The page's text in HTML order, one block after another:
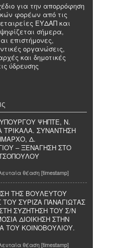
για την απορρόφηση
φορέων από τις
ΕΥΔΑΠ και
σήμερα,
επιστήμονες,
οργανώσεις,
και δημοτικές
ύδρευσης
ΨΗΠΤΕ, Ν.
ΤΡΙΚΑΛΑ. ΣΥΝΑΝΤΗΣΗ
Δ.
– ΞΕΝΑΓΗΣΗ ΣΤΟ
θέαση [timestamp]
ΤΗΣ ΒΟΥΛΕΥΤΟΥ
ΤΟΥ ΣΥΡΙΖΑ ΠΑΝΑΓΙΩΤΑΣ
ΣΥΖΗΤΗΣΗ ΤΟΥ Σ/Ν
ΔΙΟΙΚΗΣΗ ΣΤΗΝ
ΤΟΥ ΚΟΙΝΟΒΟΥΛΙΟΥ.
θέαση [timestamp]